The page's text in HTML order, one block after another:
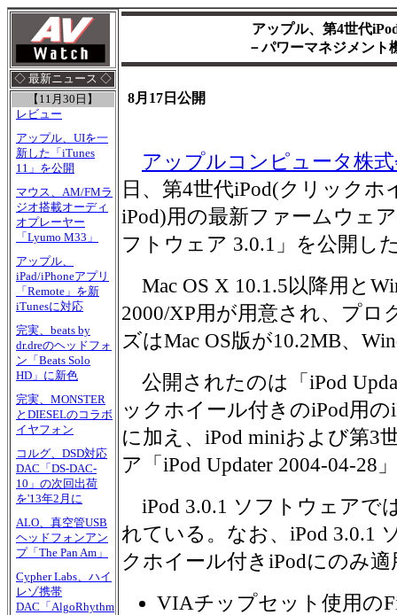
◇ 最新ニュース ◇
【11月30日】
レビュー
アップル、UIを一
新した「iTunes
11」を公開
マウス、AM/FMラ
ジオ搭載オーディ
オプレーヤー
「Lyumo M33」
アップル、
iPad/iPhoneアプリ
「Remote」を新
iTunesに対応
完実、beats by
dr.dreのヘッドフォ
ン「Beats Solo
HD」に新色
完実、MONSTER
とDIESELのコラボ
イヤフォン
コルグ、DSD対応
DAC「DS-DAC-
10」の次回出荷
を'13年2月に
ALO、真空管USB
ヘッドフォンアン
プ「The Pan Am」
Cypher Labs、ハイ
レゾ携帯
DAC「AlgoRhythm
アップル、第4世代
－パワーマネジメント
8月17日公開
アップルコンピュータ株
日、第4世代iPod(クリックホ
iPod)用の最新ファームウェ
フトウェア 3.0.1」を公開し
Mac OS X 10.1.5以降用と
2000/XP用が用意され、プロ
ズはMac OS版が10.2MB、
公開されたのは「iPod
ックホイール付きのiPod用
に加え、iPod miniおよび第3
ア「iPod Updater 2004-04-28
iPod 3.0.1 ソフトウェアで
れている。なお、iPod 3.0.1
クホイール付きiPodにのみ
VIAチップセット使用の